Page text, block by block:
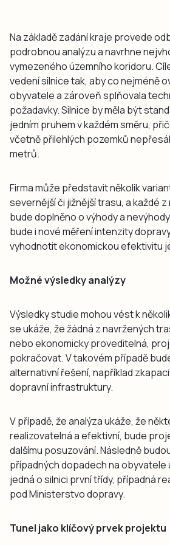
Na základě zadání kraje provede
podrobnou analýzu a navrhne
vymezeného územního koridoru.
vedení silnice tak, aby co nejméně
obyvatele a zároveň splňovala
požadavky. Silnice by měla být
jedním pruhem v každém směru,
včetně přilehlých pozemků
metrů.
Firma může představit několik
severnější či jižnější trasu, a každé
bude doplněno o výhody a
bude i nové měření intenzity
vyhodnotit ekonomickou efektivitu
Možné výsledky analýzy
Výsledky studie mohou vést k
se ukáže, že žádná z navržených
nebo ekonomicky proveditelná,
pokračovat. V takovém případě
alternativní řešení, například
dopravní infrastruktury.
V případě, že analýza ukáže, že
realizovatelná a efektivní, bude
dalšímu posuzování. Následně
případných dopadech na obyvatele
jedná o silnici první třídy, případná
pod Ministerstvo dopravy.
Tunel jako klíčový prvek projektu